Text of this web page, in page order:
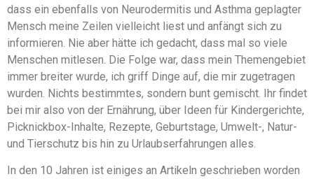
dass ein ebenfalls von Neurodermitis und Asthma geplagter
Mensch meine Zeilen vielleicht liest und anfängt sich zu
informieren. Nie aber hätte ich gedacht, dass mal so viele
Menschen mitlesen. Die Folge war, dass mein Themengebiet
immer breiter wurde, ich griff Dinge auf, die mir zugetragen
wurden. Nichts bestimmtes, sondern bunt gemischt. Ihr findet
bei mir also von der Ernährung, über Ideen für Kindergerichte,
Picknickbox-Inhalte, Rezepte, Geburtstage, Umwelt-, Natur-
und Tierschutz bis hin zu Urlaubserfahrungen alles.
In den 10 Jahren ist einiges an Artikeln geschrieben worden